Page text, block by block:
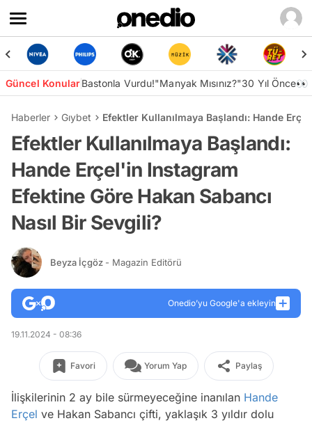
Güncel KonularBastonla Vurdu!"Manyak Mısınız?"30 Yıl Önce👀
Haberler Gıybet Efektler Kullanılmaya Başlandı: Hande
Efektler Kullanılmaya Başlandı:
Hande Erçel'in Instagram
Efektine Göre Hakan Sabancı
Nasıl Bir Sevgili?
Beyza İçgöz - Magazin Editörü
Onedio’yu Google'a ekleyin
19.11.2024 - 08:36
Favori Yorum Yap Paylaş
İlişkilerinin 2 ay bile sürmeyeceğine inanılan Hande
Erçel ve Hakan Sabancı çifti, yaklaşık 3 yıldır dolu